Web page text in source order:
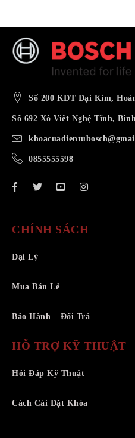
Số 200 KĐT Đại Kim,
Số 692 Xô Viết Nghệ Tĩnh,
0855555598
CHÍNH SÁCH
Đại Lý
Mua Bán Lẻ
Bảo Hành – Đổi Trả
HỖ TRỢ KỸ THUẬT
Hỏi Đáp Kỹ Thuật
Cách Cài Đặt Khóa